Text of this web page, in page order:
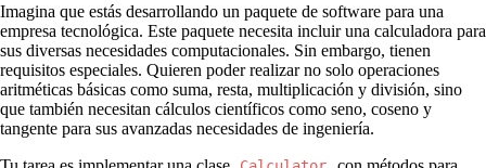
Imagina que estás desarrollando un paquete de software para una
empresa tecnológica. Este paquete necesita incluir una calculadora para
sus diversas necesidades computacionales. Sin embargo, tienen
requisitos especiales. Quieren poder realizar no solo operaciones
aritméticas básicas como suma, resta, multiplicación y división, sino
que también necesitan cálculos científicos como seno, coseno y
tangente para sus avanzadas necesidades de ingeniería.